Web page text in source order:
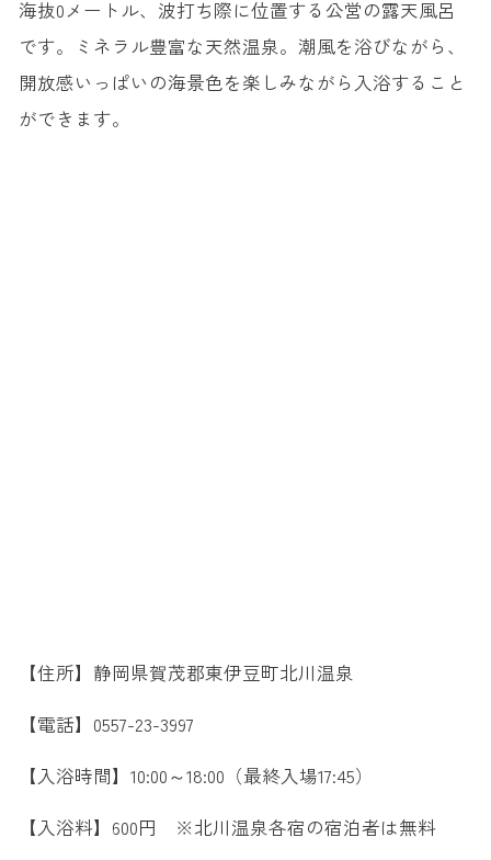
海抜0メートル、波打ち際に位置する公営の露天風呂
です。ミネラル豊富な天然温泉。潮風を浴びながら、
開放感いっぱいの海景色を楽しみながら入浴すること
ができます。
【住所】静岡県賀茂郡東伊豆町北川温泉
【電話】0557-23-3997
【入浴時間】10:00～18:00（最終入場17:45）
【入浴料】600円 ※北川温泉各宿の宿泊者は無料